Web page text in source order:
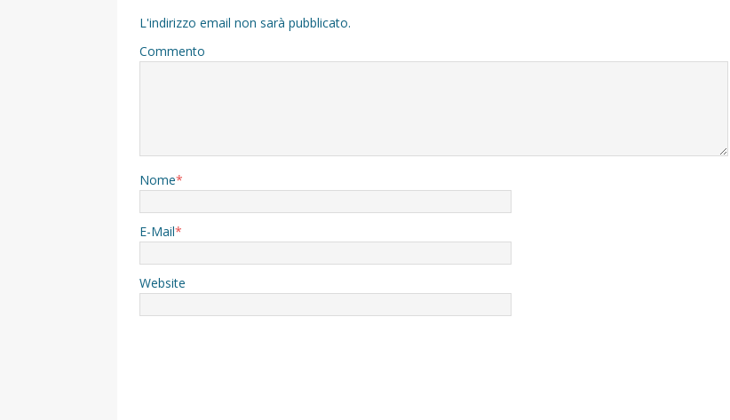
L'indirizzo email non sarà pubblicato.
Commento
Nome*
E-Mail*
Website